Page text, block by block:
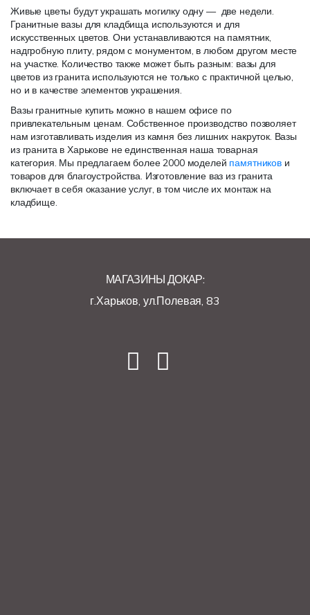
Живые цветы будут украшать могилку одну — две недели.
Гранитные вазы для кладбища используются и для
искусственных цветов. Они устанавливаются на памятник,
надгробную плиту, рядом с монументом, в любом другом месте
на участке. Количество также может быть разным: вазы для
цветов из гранита используются не только с практичной целью,
но и в качестве элементов украшения.
Вазы гранитные купить можно в нашем офисе по
привлекательным ценам. Собственное производство позволяет
нам изготавливать изделия из камня без лишних накруток. Вазы
из гранита в Харькове не единственная наша товарная
категория. Мы предлагаем более 2000 моделей памятникови
товаров для благоустройства. Изготовление ваз из гранита
включает в себя оказание услуг, в том числе их монтаж на
кладбище.
МАГАЗИНЫ ДОКАР:
г.Харьков, ул.Полевая, 83